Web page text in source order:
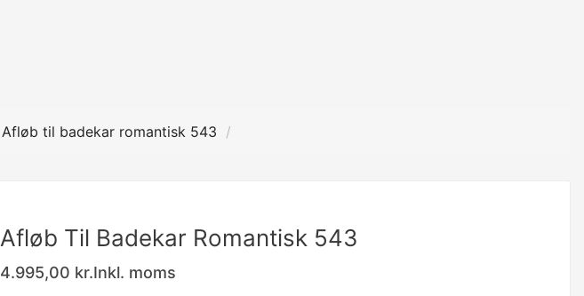
Afløb til badekar romantisk 543
Afløb Til Badekar Romantisk 543
4.995,00 kr.Inkl. moms